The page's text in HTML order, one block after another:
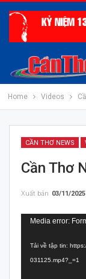
Home Videos
CẦN THƠ NEWS
Cần Thơ
Xuất bản 03/11/2025
Trình
Video
Media error:
Tải về tập tin:
031125.mp4?_=1